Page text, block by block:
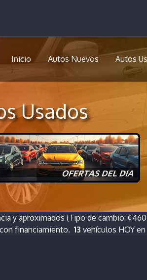
Inicio Autos Nuevos Autos
Usados
y aproximados (Tipo de cambio:
con financiamiento. 13 vehículos HOY en